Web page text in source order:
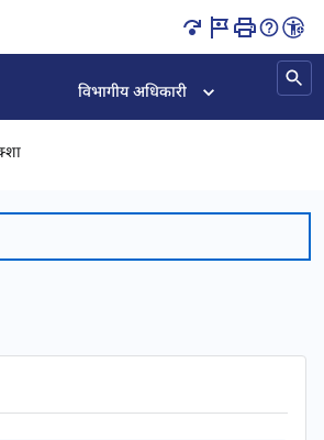
विभागीय अधिकारी
साइट का नक्शा, (2 का 2)